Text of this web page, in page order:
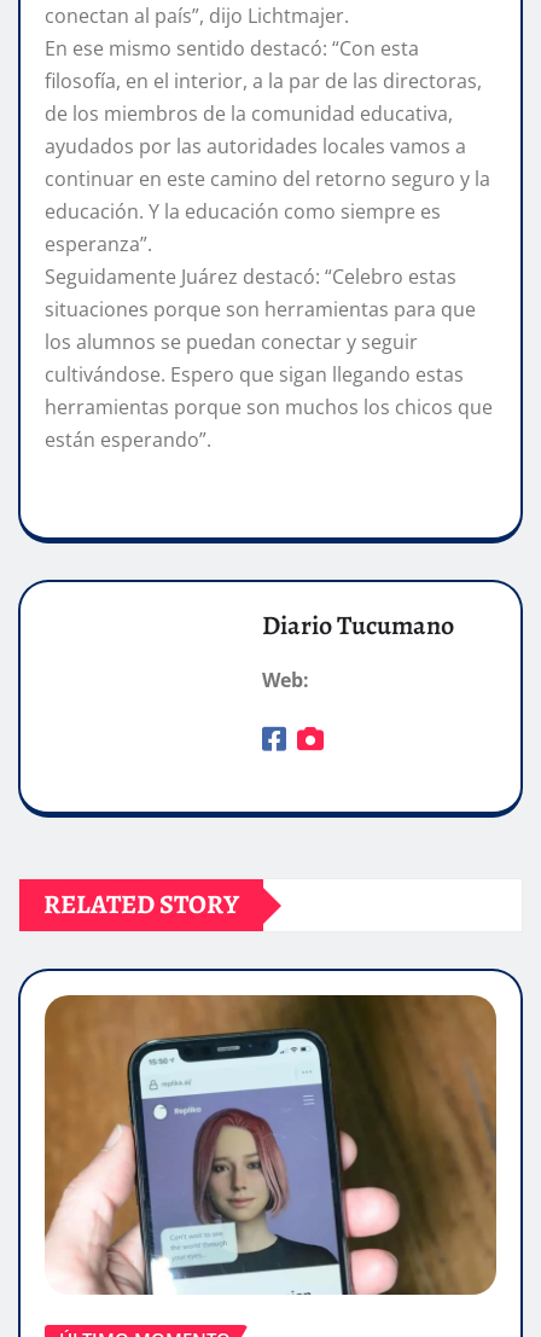
conectan al país”, dijo Lichtmajer.
En ese mismo sentido destacó: “Con esta
filosofía, en el interior, a la par de las directoras,
de los miembros de la comunidad educativa,
ayudados por las autoridades locales vamos a
continuar en este camino del retorno seguro y la
educación. Y la educación como siempre es
esperanza”.
Seguidamente Juárez destacó: “Celebro estas
situaciones porque son herramientas para que
los alumnos se puedan conectar y seguir
cultivándose. Espero que sigan llegando estas
herramientas porque son muchos los chicos que
están esperando”.
Diario Tucumano
Web:
RELATED STORY